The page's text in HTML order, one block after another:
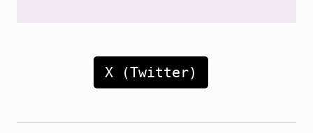
X (Twitter)